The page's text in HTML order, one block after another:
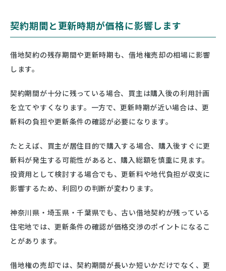
契約期間と更新時期が価格に影響します
借地契約の残存期間や更新時期も、借地権売却の相場に影響
します。
契約期間が十分に残っている場合、買主は購入後の利用計画
を立てやすくなります。一方で、更新時期が近い場合は、更
新料の負担や更新条件の確認が必要になります。
たとえば、買主が居住目的で購入する場合、購入後すぐに更
新料が発生する可能性があると、購入総額を慎重に見ます。
投資用として検討する場合でも、更新料や地代負担が収支に
影響するため、利回りの判断が変わります。
神奈川県・埼玉県・千葉県でも、古い借地契約が残っている
住宅地では、更新条件の確認が価格交渉のポイントになるこ
とがあります。
借地権の売却では、契約期間が長いか短いかだけでなく、更